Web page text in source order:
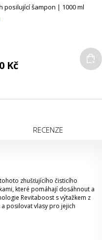
posilující šampon | 1000 ml
Kč
RECENZE
zhušťujícího čisticího
které pomáhají dosáhnout a
Revitaboost s výtažkem z
posilovat vlasy pro jejich